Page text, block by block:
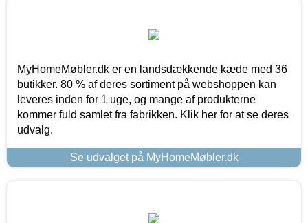
MyHomeMøbler.dk er en landsdækkende kæde med 36
butikker. 80 % af deres sortiment på webshoppen kan
leveres inden for 1 uge, og mange af produkterne
kommer fuld samlet fra fabrikken. Klik her for at se deres
udvalg.
Se udvalget på MyHomeMøbler.dk